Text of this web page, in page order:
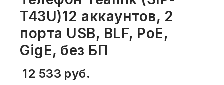
ХОЗТОВАРЫ И ХИМИЯ
ПОДАРКИ И СУВЕНИРЫ
ШКОЛА И ТВОРЧЕСТВО
РАЗВИВАЮЩЕЕ ОБОРУДОВАНИЕ
СВОБОДНЫЙ ОСТАТОК ТОВАРА
T43U)12 аккаунтов, 2
порта USB, BLF, PoE,
GigE, без БП
12 533 руб.